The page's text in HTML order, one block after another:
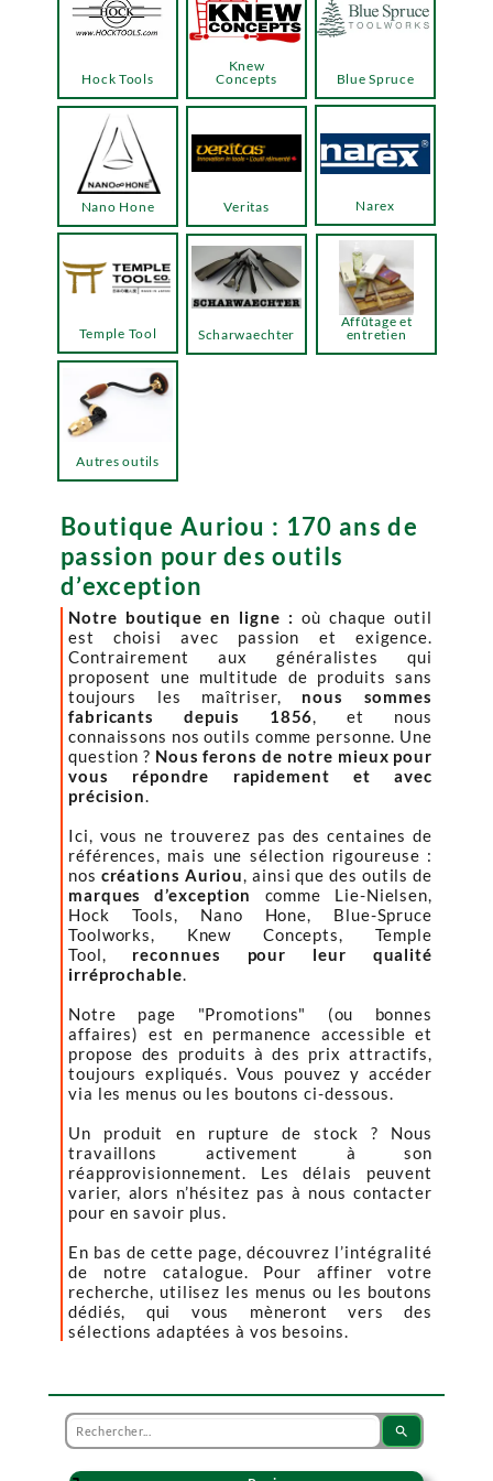
Boutique Auriou : 170 ans de
passion pour des outils
d’exception
Notre boutique en ligne : où chaque outil
est choisi avec passion et exigence.
Contrairement aux généralistes qui
proposent une multitude de produits sans
toujours les maîtriser, nous sommes
fabricants depuis 1856, et nous
connaissons nos outils comme personne. Une
question ? Nous ferons de notre mieux pour
vous répondre rapidement et avec
précision.
Ici, vous ne trouverez pas des centaines de
références, mais une sélection rigoureuse :
nos créations Auriou, ainsi que des outils de
marques d’exception
comme Lie-Nielsen,
Hock Tools, Nano Hone, Blue-Spruce
Toolworks, Knew Concepts, Temple
Tool, reconnues pour leur qualité
irréprochable.
Notre page "Promotions" (ou bonnes
affaires) est en permanence accessible et
propose des produits à des prix attractifs,
toujours expliqués. Vous pouvez y accéder
via les menus ou les boutons ci-dessous.
Un produit en rupture de stock ? Nous
travaillons activement à son
réapprovisionnement. Les délais peuvent
varier, alors n’hésitez pas à nous contacter
pour en savoir plus.
En bas de cette page, découvrez l’intégralité
de notre catalogue. Pour affiner votre
recherche, utilisez les menus ou les boutons
dédiés, qui vous mèneront vers des
sélections adaptées à vos besoins.
Hock Tools
Knew
Concepts
Temple Tool
Blue Spruce
Narex
Veritas
Nano Hone
Autres outils
Scharwaechter
Affûtage et
entretien
search